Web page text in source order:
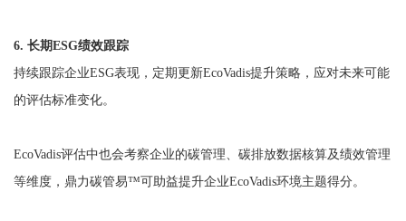
6. 长期ESG绩效跟踪
持续跟踪企业ESG表现，定期更新EcoVadis提升策略，应对未来可能
的评估标准变化。
EcoVadis评估中也会考察企业的碳管理、碳排放数据核算及绩效管理
等维度，鼎力碳管易™可助益提升企业EcoVadis环境主题得分。